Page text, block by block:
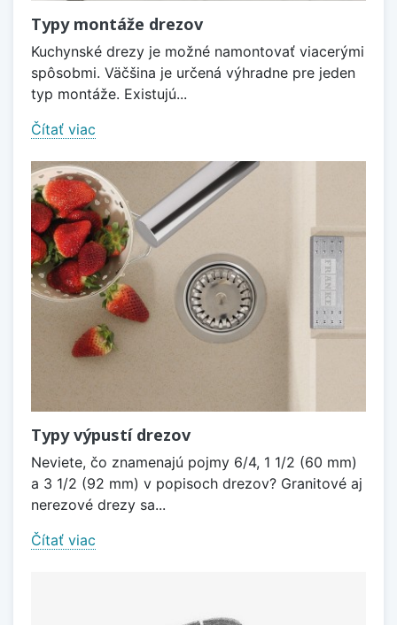
Typy montáže drezov
Kuchynské drezy je možné namontovať viacerými
spôsobmi. Väčšina je určená výhradne pre jeden
typ montáže. Existujú...
Čítať viac
Typy výpustí drezov
Neviete, čo znamenajú pojmy 6/4, 1 1/2 (60 mm)
a 3 1/2 (92 mm) v popisoch drezov? Granitové aj
nerezové drezy sa...
Čítať viac